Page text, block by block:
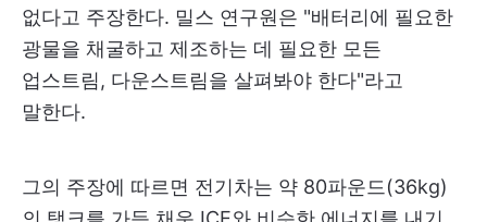
없다고 주장한다. 밀스 연구원은 "배터리에 필요한
광물을 채굴하고 제조하는 데 필요한 모든
업스트림, 다운스트림을 살펴봐야 한다"라고
말한다.
그의 주장에 따르면 전기차는 약 80파운드(36kg)